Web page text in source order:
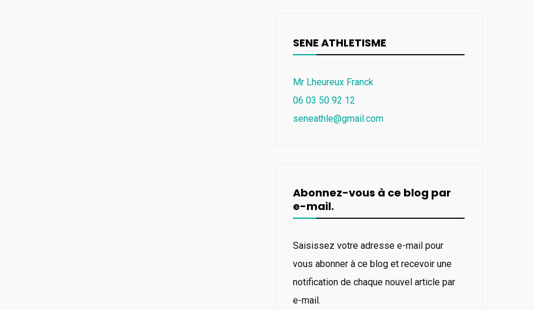
SENE ATHLETISME
Mr Lheureux Franck
06 03 50 92 12
seneathle@gmail.com
Abonnez-vous à ce blog par
e-mail.
Saisissez votre adresse e-mail pour
vous abonner à ce blog et recevoir une
notification de chaque nouvel article par
e-mail.